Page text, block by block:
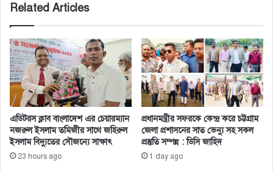
Related Articles
এডিটরস ক্লাব বাংলাদেশ এর চেয়ারম্যান
নজরুল ইসলাম তমিজীর সাথে জহিরুল
ইসলাম বিদ্যুতের সৌজন্যে সাক্ষাৎ
23 hours ago
প্রধানমন্ত্রীর সফরকে কেন্দ্র করে চট্টগ্রাম
জেলা প্রশাসনের সাত ভেন্যু সহ সকল
প্রস্তুতি সম্পন্ন : ডিসি জাহিদ
1 day ago